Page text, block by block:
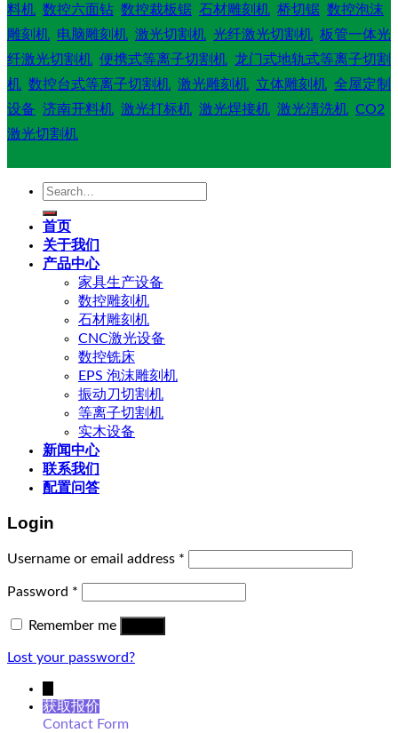
料机 数控六面钻 数控裁板锯 石材雕刻机 桥切锯 数控泡沫
雕刻机 电脑雕刻机 激光切割机 光纤激光切割机 板管一体光
纤激光切割机 便携式等离子切割机 龙门式地轨式等离子切割
机 数控台式等离子切割机 激光雕刻机 立体雕刻机 全屋定制
设备 济南开料机 激光打标机 激光焊接机 激光清洗机 CO2
激光切割机
Search
首页
关于我们
产品中心
家具生产设备
数控雕刻机
石材雕刻机
CNC激光设备
数控铣床
EPS 泡沫雕刻机
振动刀切割机
等离子切割机
实木设备
新闻中心
联系我们
配置问答
Login
Username or email address *
Password *
Remember me
Lost your password?
获取报价
Contact Form